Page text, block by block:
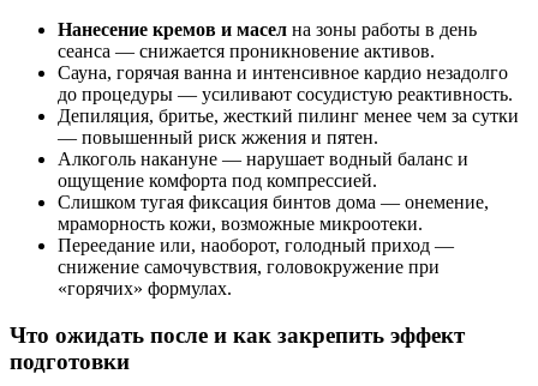
Нанесение кремов и масел на зоны работы в день
сеанса — снижается проникновение активов.
Сауна, горячая ванна и интенсивное кардио незадолго
до процедуры — усиливают сосудистую реактивность.
Депиляция, бритье, жесткий пилинг менее чем за сутки
— повышенный риск жжения и пятен.
Алкоголь накануне — нарушает водный баланс и
ощущение комфорта под компрессией.
Слишком тугая фиксация бинтов дома — онемение,
мраморность кожи, возможные микроотеки.
Переедание или, наоборот, голодный приход —
снижение самочувствия, головокружение при
«горячих» формулах.
Что ожидать после и как закрепить эффект
подготовки